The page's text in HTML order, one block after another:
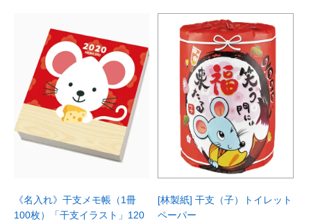
[バートル] 大型フード付防寒コート
注文番号：101717902 ～ 101718109
カラー ：ネイビー〜マーベリック
サイズ ：SS〜5L
テイストな防寒コート。フードと衿を一
体化させた独自のスマートフォルム。軽
[TSデザイン] 防水防寒ライトウォーム
パンツ 8122
注文番号：101728003 ～ 101728109
カラー ：チャコールグレー〜ネイビー
サイズ ：S〜5L
素材に防水性をプラスした防水リップス
トップ素材を採用。耐水圧5,000mm・
《名入れ》干支メモ帳（1冊
100枚）「干支イラスト」120
[林製紙] 干支（子）トイレット
ペーパー